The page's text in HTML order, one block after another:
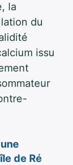
la
du
issu
de Ré